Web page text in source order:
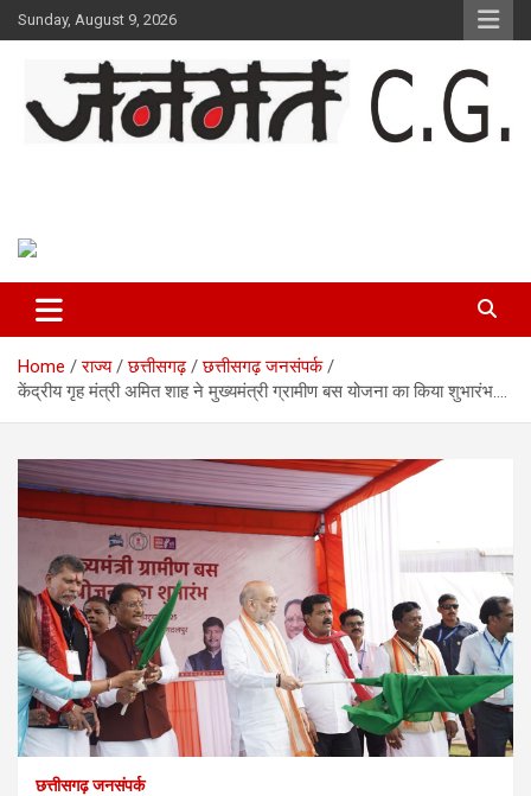
Skip
to
Sunday, August 9, 2026
Home राज्य छत्तीसगढ़
छत्तीसगढ़ जनसंपर्क
केंद्रीय गृह मंत्री अमित शाह ने मुख्यमंत्री ग्रामीण बस योजना का किया शुभारंभ….
छत्तीसगढ़ जनसंपर्क